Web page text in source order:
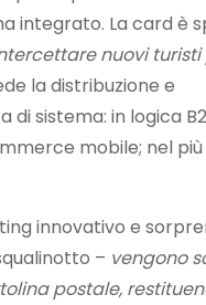
integrato. La card è
nuovi turisti
la distribuzione e
sistema: in logica
mobile; nel
innovativo e
– vengono
postale,